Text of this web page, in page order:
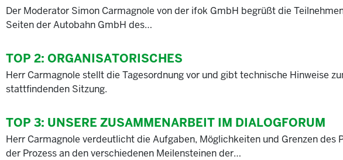
Der Moderator Simon Carmagnole von der ifok GmbH begrüßt die
Seiten der Autobahn GmbH des…
TOP 2: ORGANISATORISCHES
Herr Carmagnole stellt die Tagesordnung vor und gibt technische Hinweise
stattfindenden Sitzung.
TOP 3: UNSERE ZUSAMMENARBEIT IM DIALOGFORUM
Herr Carmagnole verdeutlicht die Aufgaben, Möglichkeiten und Grenzen des
der Prozess an den verschiedenen Meilensteinen der…